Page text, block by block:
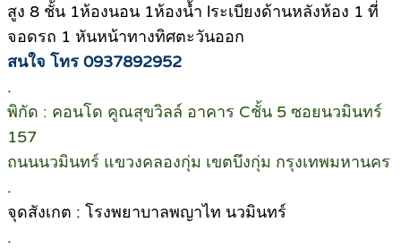
สูง 8 ชั้น 1ห้องนอน 1ห้องน้ำ lระเบียงด้านหลังห้อง 1 ที่
จอดรถ 1 หันหน้าทางทิศตะวันออก
สนใจ โทร 0937892952
.
พิกัด : คอนโด คูณสุขวิลล์ อาคาร Cชั้น 5 ซอยนวมินทร์
157
ถนนนวมินทร์ แขวงคลองกุ่ม เขตบึงกุ่ม กรุงเทพมหานคร
.
จุดสังเกต : โรงพยาบาลพญาไท นวมินทร์
.